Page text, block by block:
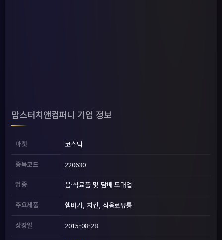
맘스터치앤컴퍼니 기업 정보
마켓 코스닥
종목코드 220630
업종 음·식료품 및 담배 도매업
주요제품 햄버거, 치킨, 식음료유통
상장일 2015-08-28